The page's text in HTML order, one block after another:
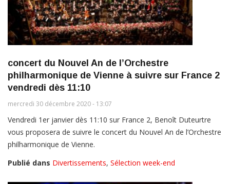
concert du Nouvel An de l’Orchestre
philharmonique de Vienne à suivre sur France 2
vendredi dès 11:10
mercredi 30 décembre 2020 - 13:07
Vendredi 1er janvier dès 11:10 sur France 2, Benoît Duteurtre
vous proposera de suivre le concert du Nouvel An de l’Orchestre
philharmonique de Vienne.
Publié dans Divertissements, Sélection week-end